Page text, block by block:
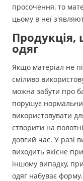
просочення, то
цьому в неї
Продукція,
одяг
Якщо матеріал не
сміливо
можна забути про
порушує
використовувати
створити на
довгий час. У разі
виходить якісне
іншому випадку,
одяг набуває форму.